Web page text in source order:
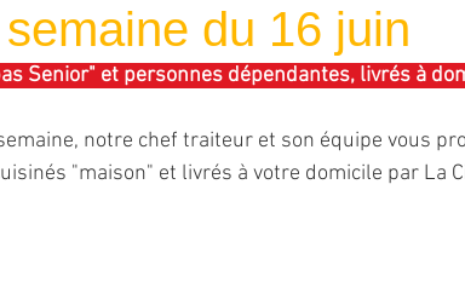
du 16 juin
Senior" et personnes dépendantes, livrés à
notre chef traiteur et son équipe vous
"maison" et livrés à votre domicile par La